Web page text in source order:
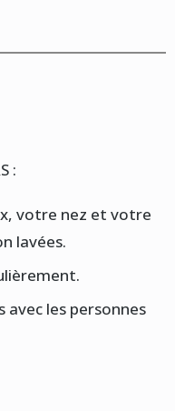
:
votre nez et votre
lavées.
les personnes